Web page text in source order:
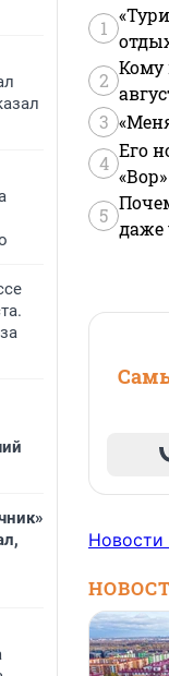
1
2
Кому
3
4
Его
5
даже